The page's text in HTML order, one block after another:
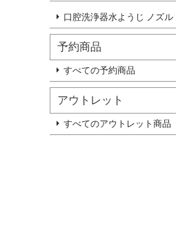
口腔洗浄器水ようじ ノズル
予約商品
すべての予約商品
アウトレット
すべてのアウトレット商品